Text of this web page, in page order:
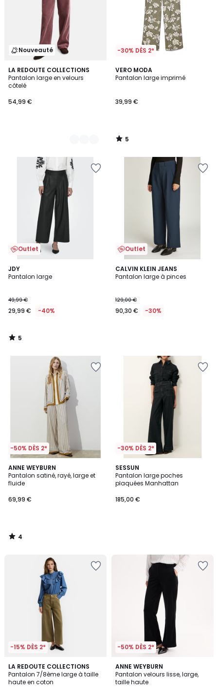
Nouveauté
LA REDOUTE COLLECTIONS
Pantalon large en velours
côtelé
54,99 €
3
Couleurs
-30% DÈS 2*
VERO MODA
Pantalon large imprimé
39,99 €
5
/
5
/
Outlet
JDY
Pantalon large
49,99 €
29,99 € -40%
5
/
5
/
Outlet
CALVIN KLEIN JEANS
Pantalon large à pinces
129,00 €
90,30 € -30%
-50% DÈS 2*
ANNE WEYBURN
Pantalon satiné, rayé, large et
fluide
69,99 €
4
/
5
4
/
-30% DÈS 2*
SESSUN
Pantalon large poches
plaquées Manhattan
185,00 €
-15% DÈS 2*
LA REDOUTE COLLECTIONS
Pantalon 7/8ème large à taille
haute en coton
2
Couleurs
-50% DÈS 2*
ANNE WEYBURN
Pantalon velours lisse, large,
taille haute
4,4
/ 5